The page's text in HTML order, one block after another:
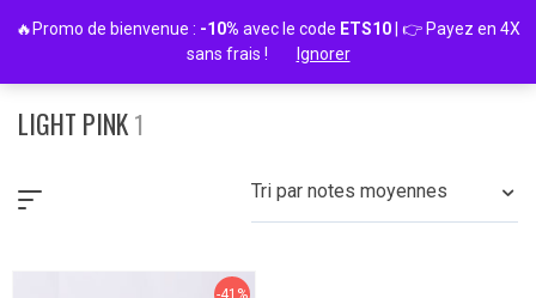
LIGHT PINK 1
Tri par notes moyennes
-41%
🔥Promo de bienvenue : -10% avec le code ETS10 | 👉 Payez en 4X
sans frais !
Ignorer